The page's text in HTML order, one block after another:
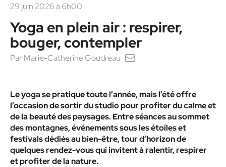
29 juin 2026 à 6h00
Yoga en plein air : respirer,
bouger, contempler
Par Marie-Catherine Goudreau
Le yoga se pratique toute l’année, mais l’été offre
l’occasion de sortir du studio pour profiter du calme et
de la beauté des paysages. Entre séances au sommet
des montagnes, événements sous les étoiles et
festivals dédiés au bien-être, tour d’horizon de
quelques rendez-vous qui invitent à ralentir, respirer
et profiter de la nature.